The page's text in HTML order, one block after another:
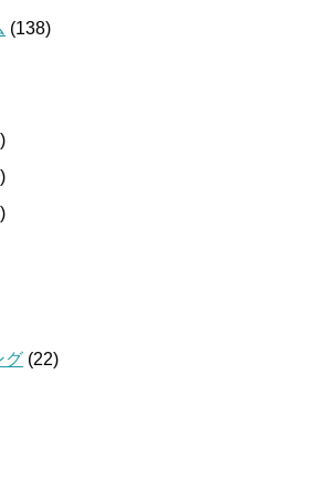
(138)
グ (22)